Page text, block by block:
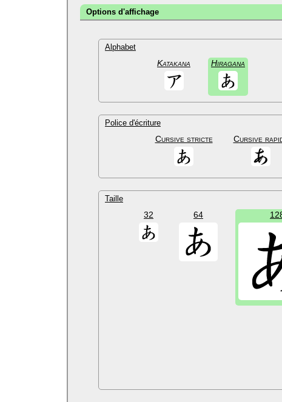
Options d'affichage
Alphabet
Katakana Hiragana
Police d'écriture
Cursive stricte Cursive
Taille
32 64